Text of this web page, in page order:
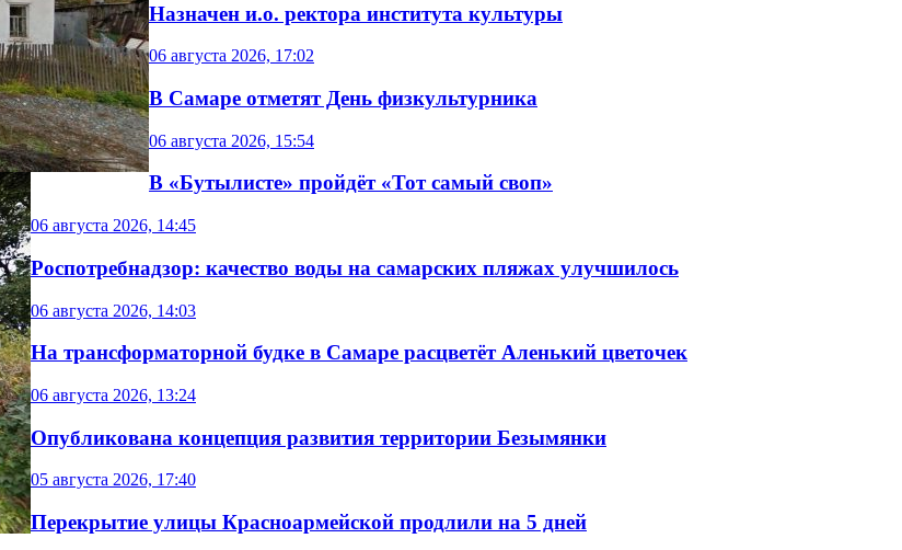
Назначен и.о. ректора института культуры
06 августа 2026, 17:02
В Самаре отметят День физкультурника
06 августа 2026, 15:54
В «Бутылисте» пройдёт «Тот самый своп»
06 августа 2026, 14:45
Роспотребнадзор: качество воды на самарских пляжах улучшилось
06 августа 2026, 14:03
На трансформаторной будке в Самаре расцветёт Аленький цветочек
06 августа 2026, 13:24
Опубликована концепция развития территории Безымянки
05 августа 2026, 17:40
Перекрытие улицы Красноармейской продлили на 5 дней